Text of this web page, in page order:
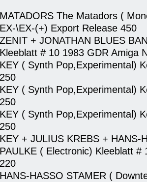
MATADORS The Matadors (
EX-\EX-(+) Export Release 450
ZENIT + JONATHAN BLUES
Kleeblatt # 10 1983 GDR Amiga
KEY ( Synth Pop,Experimental)
250
KEY ( Synth Pop,Experimental)
250
KEY ( Synth Pop,Experimental)
250
KEY + JULIUS KREBS + HANS-
PAULKE ( Electronic) Kleeblatt
220
HANS-HASSO STAMER (